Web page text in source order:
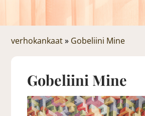
verhokankaat » Gobeliini Mine
Gobeliini Mine